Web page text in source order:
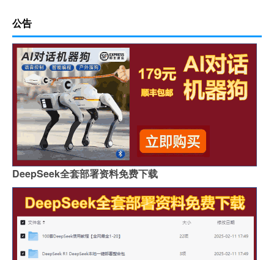
公告
DeepSeek全套部署资料免费下载